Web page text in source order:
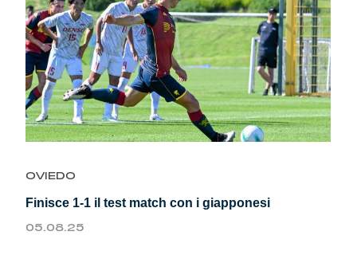
Robe di Kappa x Genoa
Red&Blue Voices
Kids
Summer Sale
OVIEDO
Finisce 1-1 il test match con i giapponesi
05.08.25